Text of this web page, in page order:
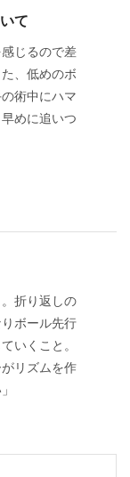
て
じるので差
、低めのボ
術中にハマ
めに追いつ
折り返しの
ボール先行
いくこと。
リズムを作